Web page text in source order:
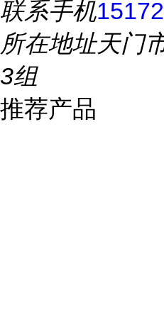
联系手机
所在地址天门
3组
推荐产品